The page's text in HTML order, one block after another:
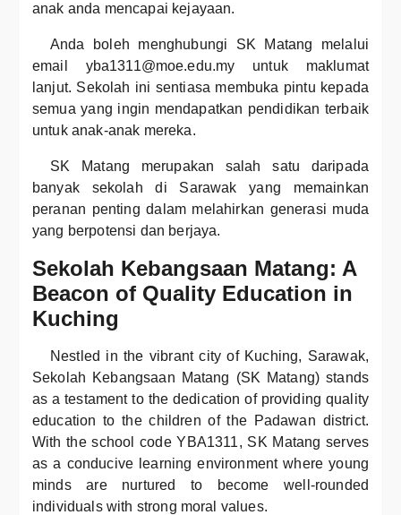
anak anda mencapai kejayaan.
Anda boleh menghubungi SK Matang melalui
email yba1311@moe.edu.my untuk maklumat
lanjut. Sekolah ini sentiasa membuka pintu kepada
semua yang ingin mendapatkan pendidikan terbaik
untuk anak-anak mereka.
SK Matang merupakan salah satu daripada
banyak sekolah di Sarawak yang memainkan
peranan penting dalam melahirkan generasi muda
yang berpotensi dan berjaya.
Sekolah Kebangsaan Matang: A
Beacon of Quality Education in
Kuching
Nestled in the vibrant city of Kuching, Sarawak,
Sekolah Kebangsaan Matang (SK Matang) stands
as a testament to the dedication of providing quality
education to the children of the Padawan district.
With the school code YBA1311, SK Matang serves
as a conducive learning environment where young
minds are nurtured to become well-rounded
individuals with strong moral values.